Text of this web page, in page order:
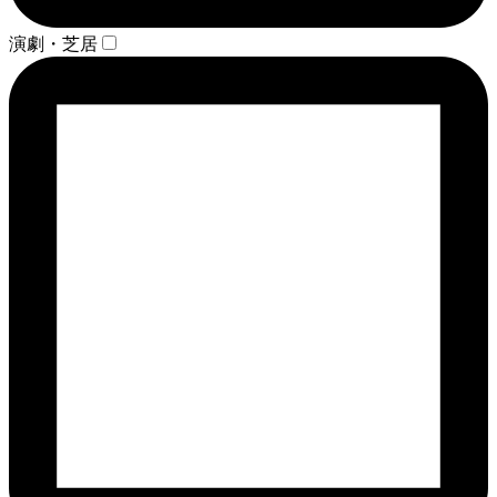
演劇・芝居